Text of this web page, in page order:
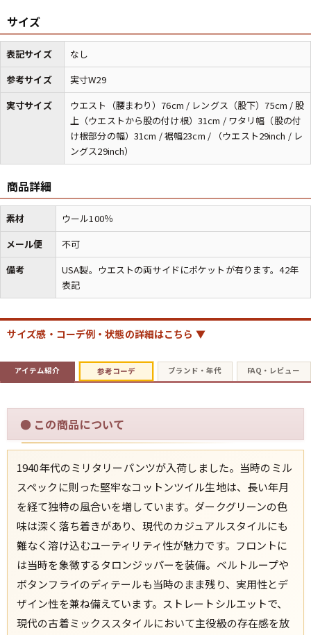
Search by Maniac
バンド
Tシャツ
アニメ
Tシャツ
映画
Tシャツ
USA製
ボロ ミリタリー
Search by Period
90年代
60年代 50年代 40年代
すべての年代を見る
週刊ラッシュアウト新聞
古着コラム
メディア・イベント情報
Youtube 古着屋Rush Out チャンネル
スタッフコーディネート
サイズ
表記サイズ
なし
参考サイズ
実寸W29
実寸サイズ
ウエスト（腰まわり）76cm / レングス（股下）75cm / 股
上（ウエストから股の付け根）31cm / ワタリ幅（股の付
け根部分の幅）31cm / 裾幅23cm / （ウエスト29inch / レ
ングス29inch）
商品詳細
素材
ウール100％
メール便
不可
備考
USA製。ウエストの両サイドにポケットが有ります。42年
表記
サイズ感・コーデ例・状態の詳細はこちら ▼
アイテム紹介 参考コーデ ブランド・年代 FAQ・レビュー
● この商品について
1940年代のミリタリーパンツが入荷しました。当時のミル
スペックに則った堅牢なコットンツイル生地は、長い年月
を経て独特の風合いを増しています。ダークグリーンの色
味は深く落ち着きがあり、現代のカジュアルスタイルにも
難なく溶け込むユーティリティ性が魅力です。フロントに
は当時を象徴するタロンジッパーを装備。ベルトループや
ボタンフライのディテールも当時のまま残り、実用性とデ
ザイン性を兼ね備えています。ストレートシルエットで、
現代の古着ミックススタイルにおいて主役級の存在感を放